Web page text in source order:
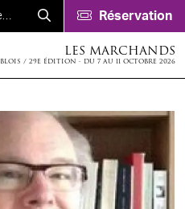
Réservation
LES MARCHANDS
BLOIS / 29E ÉDITION - DU 7 AU 11 OCTOBRE 2026